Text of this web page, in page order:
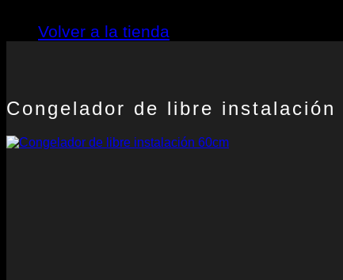
Volver a la tienda
Congelador de libre instalación